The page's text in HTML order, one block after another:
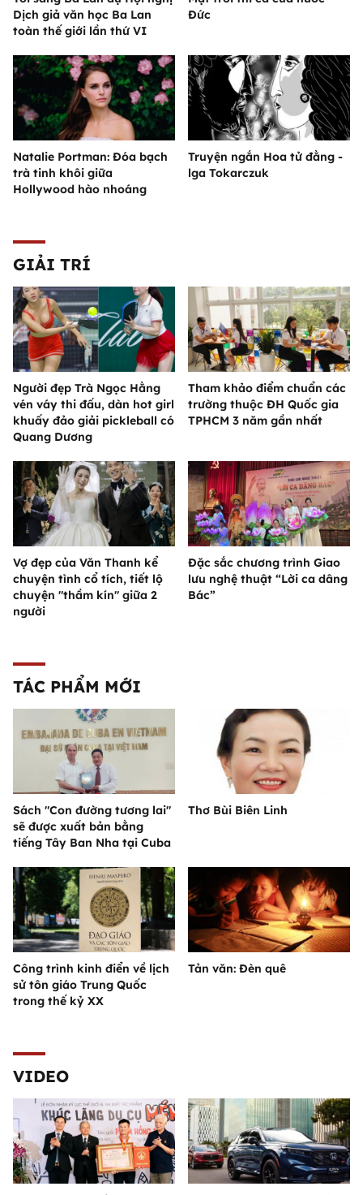
Dịch giả văn học Ba Lan
toàn thế giới lần thứ VI
Đức
Natalie Portman: Đóa bạch
trà tinh khôi giữa
Hollywood hào nhoáng
Truyện ngắn Hoa tử đằng -
lga Tokarczuk
GIẢI TRÍ
Người đẹp Trà Ngọc Hằng
vén váy thi đấu, dàn hot girl
khuấy đảo giải pickleball có
Quang Dương
Tham khảo điểm chuẩn các
trường thuộc ĐH Quốc gia
TPHCM 3 năm gần nhất
Vợ đẹp của Văn Thanh kể
chuyện tình cổ tích, tiết lộ
chuyện "thầm kín" giữa 2
người
Đặc sắc chương trình Giao
lưu nghệ thuật “Lời ca dâng
Bác”
TÁC PHẨM MỚI
Sách "Con đường tương lai"
sẽ được xuất bản bằng
tiếng Tây Ban Nha tại Cuba
Thơ Bùi Biên Linh
Công trình kinh điển về lịch
sử tôn giáo Trung Quốc
trong thế kỷ XX
Tản văn: Đèn quê
VIDEO